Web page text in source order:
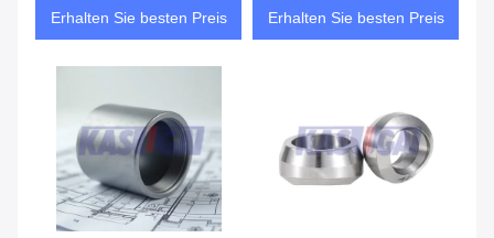
Erhalten Sie besten Preis Erhalten Sie besten Preis